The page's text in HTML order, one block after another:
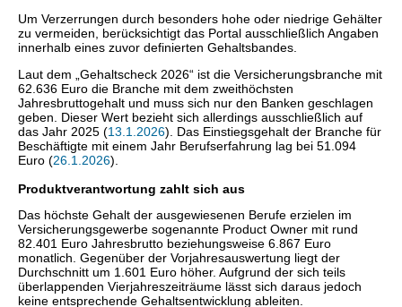
Um Verzerrungen durch besonders hohe oder niedrige Gehälter
zu vermeiden, berücksichtigt das Portal ausschließlich Angaben
innerhalb eines zuvor definierten Gehaltsbandes.
Laut dem „Gehaltscheck 2026“ ist die Versicherungsbranche mit
62.636 Euro die Branche mit dem zweithöchsten
Jahresbruttogehalt und muss sich nur den Banken geschlagen
geben. Dieser Wert bezieht sich allerdings ausschließlich auf
das Jahr 2025 (13.1.2026). Das Einstiegsgehalt der Branche für
Beschäftigte mit einem Jahr Berufserfahrung lag bei 51.094
Euro (26.1.2026).
Produktverantwortung zahlt sich aus
Das höchste Gehalt der ausgewiesenen Berufe erzielen im
Versicherungsgewerbe sogenannte Product Owner mit rund
82.401 Euro Jahresbrutto beziehungsweise 6.867 Euro
monatlich. Gegenüber der Vorjahresauswertung liegt der
Durchschnitt um 1.601 Euro höher. Aufgrund der sich teils
überlappenden Vierjahreszeiträume lässt sich daraus jedoch
keine entsprechende Gehaltsentwicklung ableiten.